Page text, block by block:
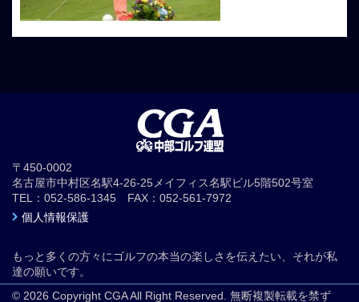
〒450-0002
名古屋市中村区名駅4-26-25メイフィス名駅ビル5階502号室
TEL：052-586-1345 FAX：052-561-7972
個人情報保護
もっと多くの方々にゴルフの本当の楽しさを伝えたい、それが私
達の願いです。
© 2026 Copyright CGA All Right Reserved. 無断複製転載を禁ず